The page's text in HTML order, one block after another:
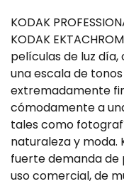
KODAK
KODAK
películas de luz
una escala de
extremadamente
cómodamente a
tales como
naturaleza y moda.
fuerte demanda de
uso comercial, de